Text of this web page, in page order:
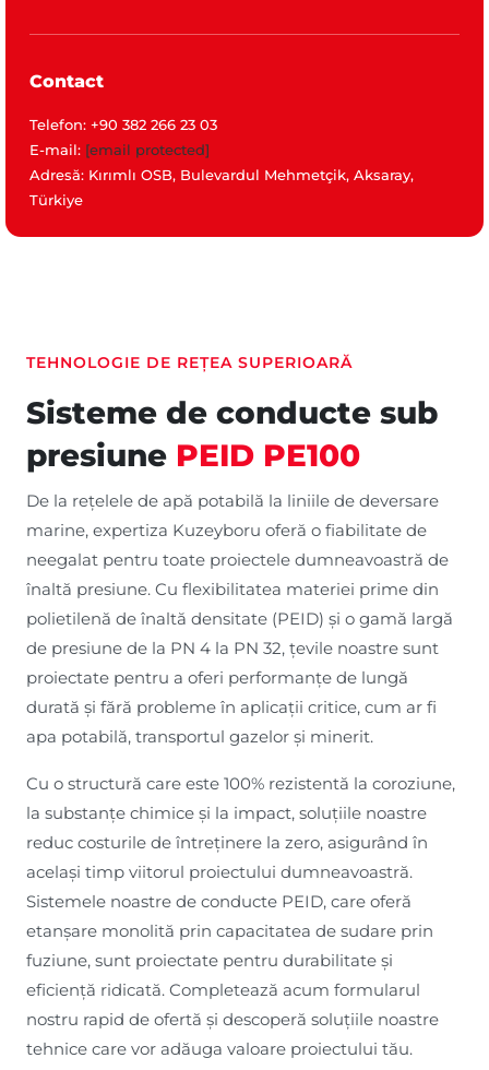
Contact
Telefon: +90 382 266 23 03
E-mail: [email protected]
Adresă: Kırımlı OSB, Bulevardul Mehmetçik, Aksaray,
Türkiye
TEHNOLOGIE DE REȚEA SUPERIOARĂ
Sisteme de conducte sub
presiune PEID PE100
De la rețelele de apă potabilă la liniile de deversare
marine, expertiza Kuzeyboru oferă o fiabilitate de
neegalat pentru toate proiectele dumneavoastră de
înaltă presiune. Cu flexibilitatea materiei prime din
polietilenă de înaltă densitate (PEID) și o gamă largă
de presiune de la PN 4 la PN 32, țevile noastre sunt
proiectate pentru a oferi performanțe de lungă
durată și fără probleme în aplicații critice, cum ar fi
apa potabilă, transportul gazelor și minerit.
Cu o structură care este 100% rezistentă la coroziune,
la substanțe chimice și la impact, soluțiile noastre
reduc costurile de întreținere la zero, asigurând în
același timp viitorul proiectului dumneavoastră.
Sistemele noastre de conducte PEID, care oferă
etanșare monolită prin capacitatea de sudare prin
fuziune, sunt proiectate pentru durabilitate și
eficiență ridicată. Completează acum formularul
nostru rapid de ofertă și descoperă soluțiile noastre
tehnice care vor adăuga valoare proiectului tău.